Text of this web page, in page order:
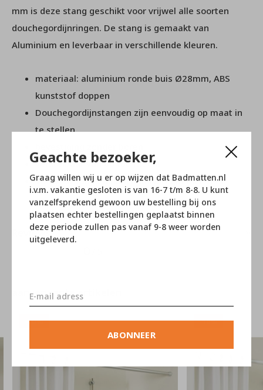
Geachte bezoeker,
Graag willen wij u er op wijzen dat Badmatten.nl
i.v.m. vakantie gesloten is van 16-7 t/m 8-8. U kunt
vanzelfsprekend gewoon uw bestelling bij ons
plaatsen echter bestellingen geplaatst binnen
deze periode zullen pas vanaf 9-8 weer worden
uitgeleverd.
ABONNEER
mm is deze stang geschikt voor vrijwel alle soorten
douchegordijnringen. De stang is gemaakt van
Aluminium en leverbaar in verschillende kleuren.
materiaal: aluminium ronde buis Ø28mm, ABS
kunststof doppen
Douchegordijnstangen zijn eenvoudig op maat in
te stellen
verstelbaar van 80 tot 125cm
Voorzien van een uitschuifsysteem met veer
Reviews
aanverwante artikelen
-10% -10%